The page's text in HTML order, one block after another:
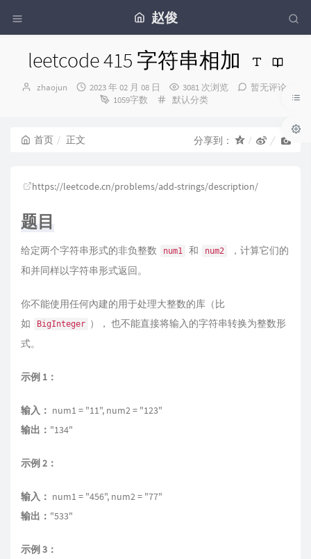
赵俊
leetcode 415 字符串相加
博
zhaojun
发
2023 年 02 月 08 日 3081 次浏览
暂无评论
1059字数
分
默认分类
首页 正文 分享到：
https://leetcode.cn/problems/add-strings/description/
题目
给定两个字符串形式的非负整数 num1 和 num2
，计算它们的
和并同样以字符串形式返回。
你不能使用任何內建的用于处理大整数的库（比
如
BigInteger ）， 也不能直接将输入的字符串转换为整数形
式。
示例 1：
输入： num1 = "11", num2 = "123"
输出： "134"
示例 2：
输入： num1 = "456", num2 = "77"
输出： "533"
示例 3：